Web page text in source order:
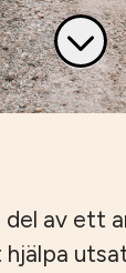
del av ett